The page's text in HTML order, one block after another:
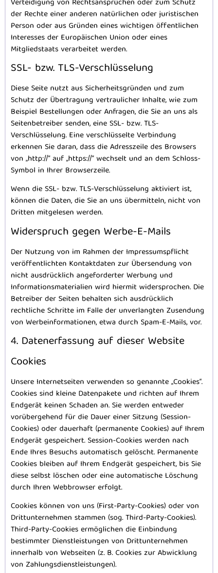
der Rechte einer anderen natürlichen oder juristischen
Person oder aus Gründen eines wichtigen öffentlichen
Interesses der Europäischen Union oder eines
Mitgliedstaats verarbeitet werden.
SSL- bzw. TLS-Verschlüsselung
Diese Seite nutzt aus Sicherheitsgründen und zum
Schutz der Übertragung vertraulicher Inhalte, wie zum
Beispiel Bestellungen oder Anfragen, die Sie an uns als
Seitenbetreiber senden, eine SSL- bzw. TLS-
Verschlüsselung. Eine verschlüsselte Verbindung
erkennen Sie daran, dass die Adresszeile des Browsers
von „http://“ auf „https://“ wechselt und an dem Schloss-
Symbol in Ihrer Browserzeile.
Wenn die SSL- bzw. TLS-Verschlüsselung aktiviert ist,
können die Daten, die Sie an uns übermitteln, nicht von
Dritten mitgelesen werden.
Widerspruch gegen Werbe-E-Mails
Der Nutzung von im Rahmen der Impressumspflicht
veröffentlichten Kontaktdaten zur Übersendung von
nicht ausdrücklich angeforderter Werbung und
Informationsmaterialien wird hiermit widersprochen. Die
Betreiber der Seiten behalten sich ausdrücklich
rechtliche Schritte im Falle der unverlangten Zusendung
von Werbeinformationen, etwa durch Spam-E-Mails, vor.
4. Datenerfassung auf dieser Website
Cookies
Unsere Internetseiten verwenden so genannte „Cookies“.
Cookies sind kleine Datenpakete und richten auf Ihrem
Endgerät keinen Schaden an. Sie werden entweder
vorübergehend für die Dauer einer Sitzung (Session-
Cookies) oder dauerhaft (permanente Cookies) auf Ihrem
Endgerät gespeichert. Session-Cookies werden nach
Ende Ihres Besuchs automatisch gelöscht. Permanente
Cookies bleiben auf Ihrem Endgerät gespeichert, bis Sie
diese selbst löschen oder eine automatische Löschung
durch Ihren Webbrowser erfolgt.
Cookies können von uns (First-Party-Cookies) oder von
Drittunternehmen stammen (sog. Third-Party-Cookies).
Third-Party-Cookies ermöglichen die Einbindung
bestimmter Dienstleistungen von Drittunternehmen
innerhalb von Webseiten (z. B. Cookies zur Abwicklung
von Zahlungsdienstleistungen).